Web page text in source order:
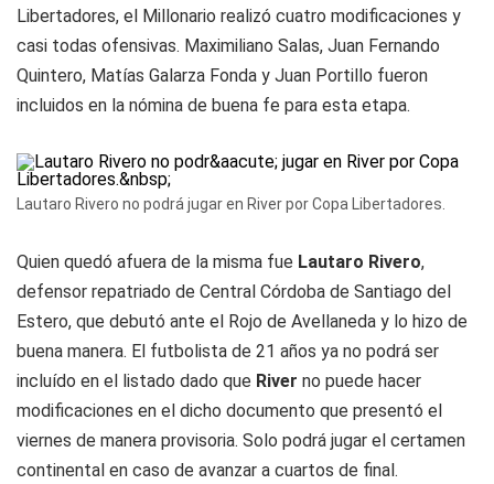
Libertadores, el Millonario realizó cuatro modificaciones y
casi todas ofensivas. Maximiliano Salas, Juan Fernando
Quintero, Matías Galarza Fonda y Juan Portillo fueron
incluidos en la nómina de buena fe para esta etapa.
Lautaro Rivero no podrá jugar en River por Copa Libertadores.
Quien quedó afuera de la misma fue Lautaro Rivero,
defensor repatriado de Central Córdoba de Santiago del
Estero, que debutó ante el Rojo de Avellaneda y lo hizo de
buena manera. El futbolista de 21 años ya no podrá ser
incluído en el listado dado que River no puede hacer
modificaciones en el dicho documento que presentó el
viernes de manera provisoria. Solo podrá jugar el certamen
continental en caso de avanzar a cuartos de final.